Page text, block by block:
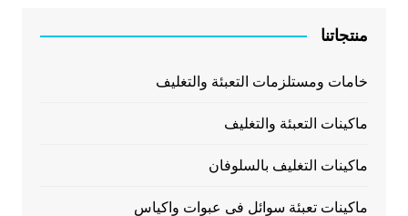
منتجاتنا
خامات ومستلزمات التعبئة والتغليف
ماكينات التعبئة والتغليف
ماكينات التغليف بالسلوفان
ماكينات تعبئة سوائل فى عبوات واكياس